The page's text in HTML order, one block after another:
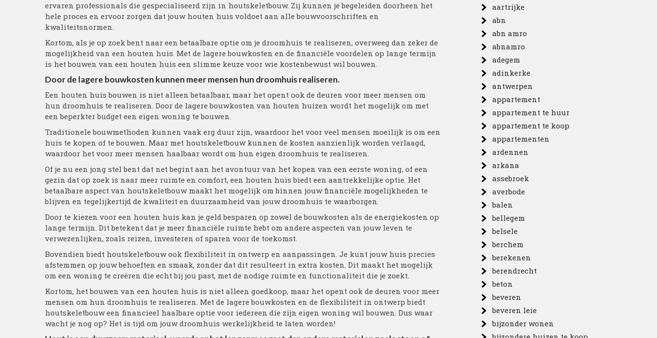
ervaren professionals die gespecialiseerd zijn in houtskeletbouw. Zij kunnen je begeleiden doorheen het
hele proces en ervoor zorgen dat jouw houten huis voldoet aan alle bouwvoorschriften en
kwaliteitsnormen.
Kortom, als je op zoek bent naar een betaalbare optie om je droomhuis te realiseren, overweeg dan zeker de
mogelijkheid van een houten huis. Met de lagere bouwkosten en de financiële voordelen op lange termijn
is het bouwen van een houten huis een slimme keuze voor wie kostenbewust wil bouwen.
Door de lagere bouwkosten kunnen meer mensen hun droomhuis realiseren.
Een houten huis bouwen is niet alleen betaalbaar, maar het opent ook de deuren voor meer mensen om
hun droomhuis te realiseren. Door de lagere bouwkosten van houten huizen wordt het mogelijk om met
een beperkter budget een eigen woning te bouwen.
Traditionele bouwmethoden kunnen vaak erg duur zijn, waardoor het voor veel mensen moeilijk is om een
huis te kopen of te bouwen. Maar met houtskeletbouw kunnen de kosten aanzienlijk worden verlaagd,
waardoor het voor meer mensen haalbaar wordt om hun eigen droomhuis te realiseren.
Of je nu een jong stel bent dat net begint aan het avontuur van het kopen van een eerste woning, of een
gezin dat op zoek is naar meer ruimte en comfort, een houten huis biedt een aantrekkelijke optie. Het
betaalbare aspect van houtskeletbouw maakt het mogelijk om binnen jouw financiële mogelijkheden te
blijven en tegelijkertijd de kwaliteit en duurzaamheid van jouw droomhuis te waarborgen.
Door te kiezen voor een houten huis kan je geld besparen op zowel de bouwkosten als de energiekosten op
lange termijn. Dit betekent dat je meer financiële ruimte hebt om andere aspecten van jouw leven te
verwezenlijken, zoals reizen, investeren of sparen voor de toekomst.
Bovendien biedt houtskeletbouw ook flexibiliteit in ontwerp en aanpassingen. Je kunt jouw huis precies
afstemmen op jouw behoeften en smaak, zonder dat dit resulteert in extra kosten. Dit maakt het mogelijk
om een woning te creëren die echt bij jou past, met de nodige ruimte en functionaliteit die je zoekt.
Kortom, het bouwen van een houten huis is niet alleen goedkoop, maar het opent ook de deuren voor meer
mensen om hun droomhuis te realiseren. Met de lagere bouwkosten en de flexibiliteit in ontwerp biedt
houtskeletbouw een financieel haalbare optie voor iedereen die zijn eigen woning wil bouwen. Dus waar
wacht je nog op? Het is tijd om jouw droomhuis werkelijkheid te laten worden!
aartrijke
abn
abn amro
abnamro
adegem
adinkerke
antwerpen
appartement
appartement te huur
appartement te koop
appartementen
ardennen
arkana
assebroek
averbode
balen
bellegem
belsele
berchem
berekenen
berendrecht
beton
beveren
beveren leie
bijzonder wonen